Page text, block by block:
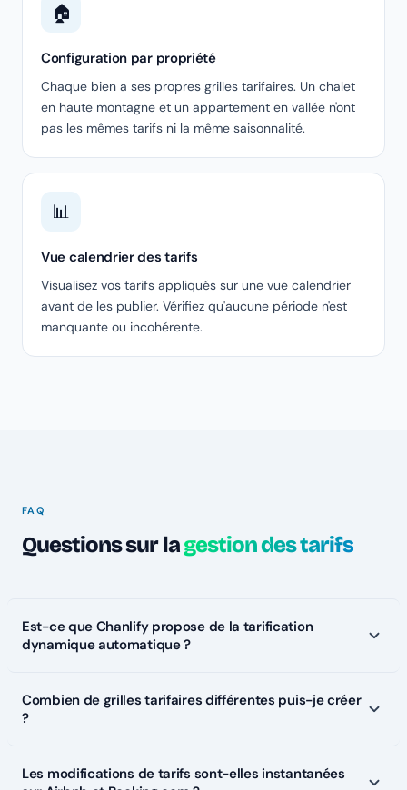
🏠
Configuration par propriété
Chaque bien a ses propres grilles tarifaires. Un chalet
en haute montagne et un appartement en vallée n'ont
pas les mêmes tarifs ni la même saisonnalité.
📊
Vue calendrier des tarifs
Visualisez vos tarifs appliqués sur une vue calendrier
avant de les publier. Vérifiez qu'aucune période n'est
manquante ou incohérente.
FAQ
Questions sur lagestion des tarifs
Est-ce que Chanlify propose de la tarification
dynamique automatique ?
Combien de grilles tarifaires différentes puis-je créer
?
Les modifications de tarifs sont-elles instantanées